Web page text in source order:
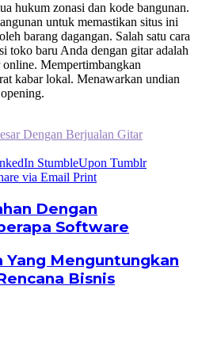
hukum zonasi dan kode bangunan.
untuk memastikan situs ini
barang dagangan. Salah satu cara
toko baru Anda dengan gitar adalah
Mempertimbangkan
kabar lokal. Menawarkan undian
Dengan Berjualan Gitar
StumbleUpon Tumblr
via Email Print
Dengan
Software
Yang Menguntungkan
Bisnis